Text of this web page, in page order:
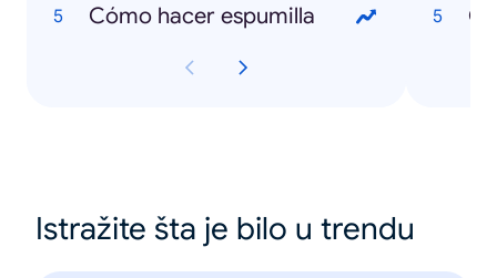
Cómo hacer espumilla
Istražite šta je bilo u trendu